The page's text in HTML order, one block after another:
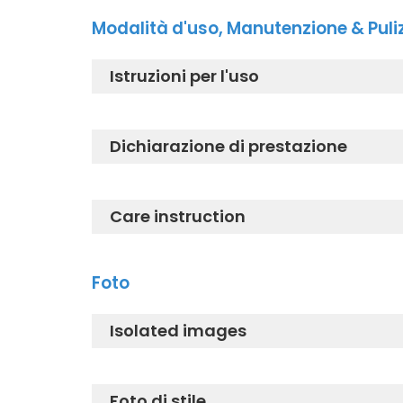
Modalità d'uso, Manutenzione &
Istruzioni per l'uso
TCF801CG_Quick Start Guide IT
Dichiarazione di prestazione
Care instruction
Foto
Isolated images